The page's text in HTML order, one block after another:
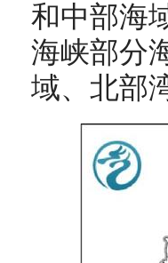
和中部海
海峡部分
域、北部